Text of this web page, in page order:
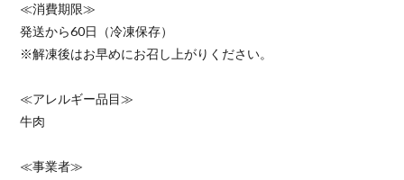
≪消費期限≫
発送から60日（冷凍保存）
※解凍後はお早めにお召し上がりください。
≪アレルギー品目≫
牛肉
≪事業者≫